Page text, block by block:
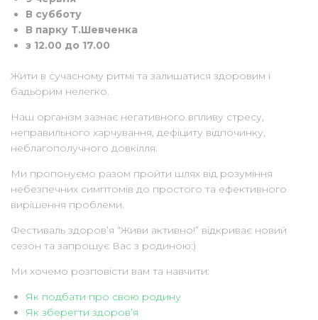
В субботу
В парку Т.Шевченка
з 12.00 до 17.00
Жити в сучасному ритмі та залишатися здоровим і
бадьорим нелегко.
Наш організм зазнає негативного впливу стресу,
неправильного харчування, дефіциту відпочинку,
неблагополучного довкілля.
Ми пропонуємо разом пройти шлях від розуміння
небезпечних симптомів до простого та ефективного
вирішення проблеми.
Фестиваль здоров’я “Живи активно!” відкриває новий
сезон та запрошує Вас з родиною:)
Ми хочемо розповісти вам та навчити:
Як подбати про свою родину
Як зберегти здоров’я